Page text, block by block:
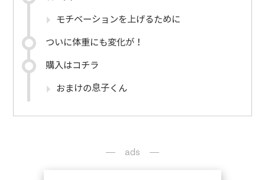
モチベーションを上げるために
ついに体重にも変化が！
購入はコチラ
おまけの息子くん
ads